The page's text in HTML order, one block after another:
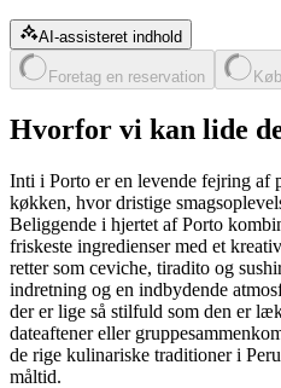
AI-assisteret indhold
Foretag en reservation
Hvorfor vi kan lide
Inti i Porto er en levende fejring af
køkken, hvor dristige
Beliggende i hjertet af Porto
friskeste ingredienser med et
retter som ceviche, tiradito og
indretning og en indbydende
der er lige så stilfuld som den er
dateaftener eller
de rige kulinariske traditioner i
måltid.